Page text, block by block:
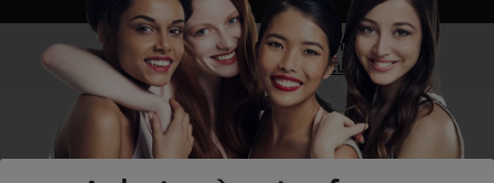
Vous n’êtes pas un professionnel ?
Visitez notre site pour les particuliers!